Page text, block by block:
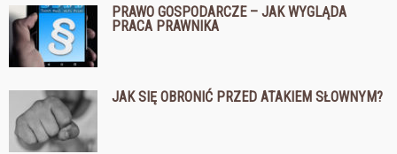
PRAWO GOSPODARCZE – JAK WYGLĄDA
PRACA PRAWNIKA
JAK SIĘ OBRONIĆ PRZED ATAKIEM SŁOWNYM?